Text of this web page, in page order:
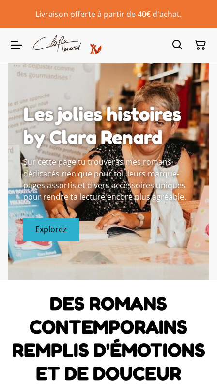
Livraison offerte à partir de 40€ d'achat.
Les jolies histoires
by Clara Renard
Sur cette page tu trouveras mes romans
dédicacés rien que pour toi, leurs marque-
pages assortis et divers accessoires uniques
pour rendre ta lecture encore plus agréable.
Explorez
DES ROMANS
CONTEMPORAINS
REMPLIS D'ÉMOTIONS
ET DE DOUCEUR